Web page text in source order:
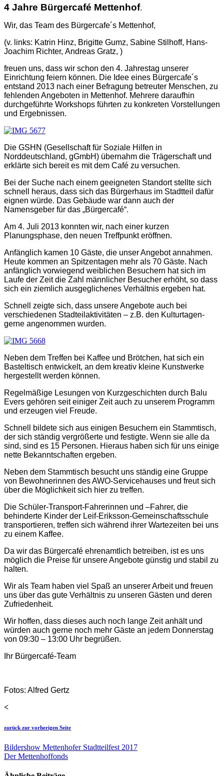
4 Jahre Bürgercafé Mettenhof.
Wir, das Team des Bürgercafe´s Mettenhof,
(v. links: Katrin Hinz, Brigitte Gumz, Sabine Stilhoff, Hans-
Joachim Richter, Andreas Gratz, )
freuen uns, dass wir schon den 4. Jahrestag unserer
Einrichtung feiern können. Die Idee eines Bürgercafe´s
entstand 2013 nach einer Befragung betreuter Menschen, zu
fehlenden Angeboten in Mettenhof. Mehrere daraufhin
durchgeführte Workshops führten zu konkreten Vorstellungen
und Ergebnissen.
Die GSHN (Gesellschaft für Soziale Hilfen in
Norddeutschland, gGmbH) übernahm die Trägerschaft und
erklärte sich bereit es mit dem Café zu versuchen.
Bei der Suche nach einem geeigneten Standort stellte sich
schnell heraus, dass sich das Bürgerhaus im Stadtteil dafür
eignen würde. Das Gebäude war dann auch der
Namensgeber für das „Bürgercafé“.
Am 4. Juli 2013 konnten wir, nach einer kurzen
Planungsphase, den neuen Treffpunkt eröffnen.
Anfänglich kamen 10 Gäste, die unser Angebot annahmen.
Heute kommen an Spitzentagen mehr als 70 Gäste. Nach
anfänglich vorwiegend weiblichen Besuchern hat sich im
Laufe der Zeit die Zahl männlicher Besucher erhöht, so dass
sich ein ziemlich ausgeglichenes Verhältnis ergeben hat.
Schnell zeigte sich, dass unsere Angebote auch bei
verschiedenen Stadteilaktivitäten – z.B. den Kulturtagen-
gerne angenommen wurden.
Neben dem Treffen bei Kaffee und Brötchen, hat sich ein
Basteltisch entwickelt, an dem kreativ kleine Kunstwerke
hergestellt werden können.
Regelmäßige Lesungen von Kurzgeschichten durch Balu
Evers gehören seit einiger Zeit auch zu unserem Programm
und erzeugen viel Freude.
Schnell bildete sich aus einigen Besuchern ein Stammtisch,
der sich ständig vergrößerte und festigte. Wenn sie alle da
sind, sind es 15 Personen. Hieraus haben sich für uns einige
nette Bekanntschaften ergeben.
Neben dem Stammtisch besucht uns ständig eine Gruppe
von Bewohnerinnen des AWO-Servicehauses und freut sich
über die Möglichkeit sich hier zu treffen.
Die Schüler-Transport-Fahrerinnen und –Fahrer, die
behinderte Kinder der Leif-Eriksson-Gemeinschaftsschule
transportieren, treffen sich während ihrer Wartezeiten bei uns
zu einem Kaffee.
Da wir das Bürgercafé ehrenamtlich betreiben, ist es uns
möglich die Preise für unsere Angebote günstig und stabil zu
halten.
Wir als Team haben viel Spaß an unserer Arbeit und freuen
uns über das gute Verhältnis zu unseren Gästen und deren
Zufriedenheit.
Wir hoffen, dass dieses auch noch lange Zeit anhält und
würden auch gerne noch mehr Gäste an jedem Donnerstag
von 09:30 – 13:00 Uhr begrüßen.
Ihr Bürgercafé-Team
Fotos: Alfred Gertz
<
zurück zur vorherigen Seite
Bildershow Mettenhofer Stadtteilfest 2017
Der Mettenhoffonds